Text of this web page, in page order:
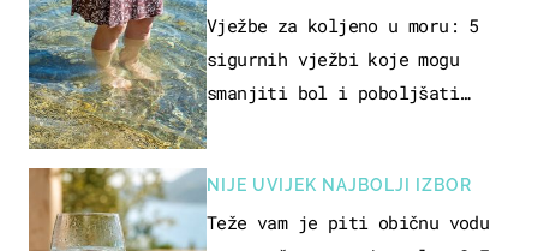
REKREACIJE
Vježbe za koljeno u moru: 5
sigurnih vježbi koje mogu
smanjiti bol i poboljšati
NIJE UVIJEK NAJBOLJI IZBOR
Teže vam je piti običnu vodu